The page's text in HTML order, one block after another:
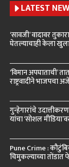
LATEST
‘सावजी’ वादावर
घेतल्याचाही केला
‘विमान अपघाताची’
राष्ट्रवादीने भाजपचा
गुन्हेगारांचे
यांचा ‘सोशल
Pune Crime :
चिमुकल्याच्या